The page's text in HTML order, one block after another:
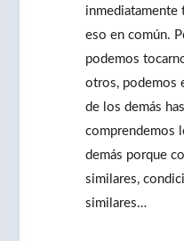
inmediatamente
eso en común.
podemos
otros, podemos
de los demás
comprendemos
demás porque
similares,
similares…